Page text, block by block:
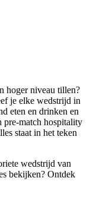
hoger niveau tillen?
je elke wedstrijd in
eten en drinken en
hospitality
staat in het teken
wedstrijd van
bekijken? Ontdek